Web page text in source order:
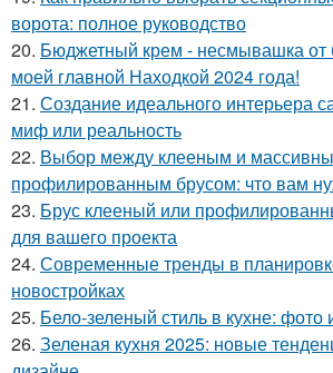
ворота: полное руководство
20. Бюджетный крем - несмывашка от
моей главной Находкой 2024 года!
21. Создание идеального интерьера
миф или реальность
22. Выбор между клееным и
профилированным брусом: что вам
23. Брус клееный или
для вашего проекта
24. Современные тренды в
новостройках
25. Бело-зеленый стиль в кухне: фото
26. Зеленая кухня 2025: новые